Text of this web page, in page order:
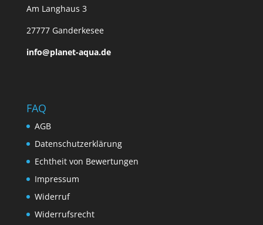
Am Langhaus 3
27777 Ganderkesee
info@planet-aqua.de
FAQ
AGB
Datenschutzerklärung
Echtheit von Bewertungen
Impressum
Widerruf
Widerrufsrecht